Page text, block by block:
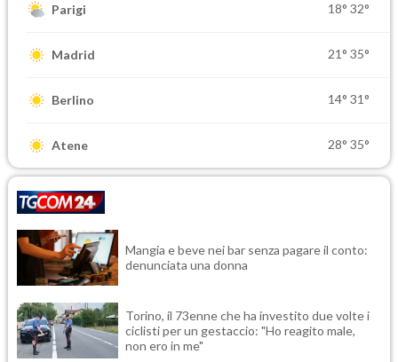
Parigi 18° 32°
Madrid 21° 35°
Berlino 14° 31°
Atene 28° 35°
Mangia e beve nei bar senza pagare il conto:
denunciata una donna
Torino, il 73enne che ha investito due volte i
ciclisti per un gestaccio: "Ho reagito male,
non ero in me"